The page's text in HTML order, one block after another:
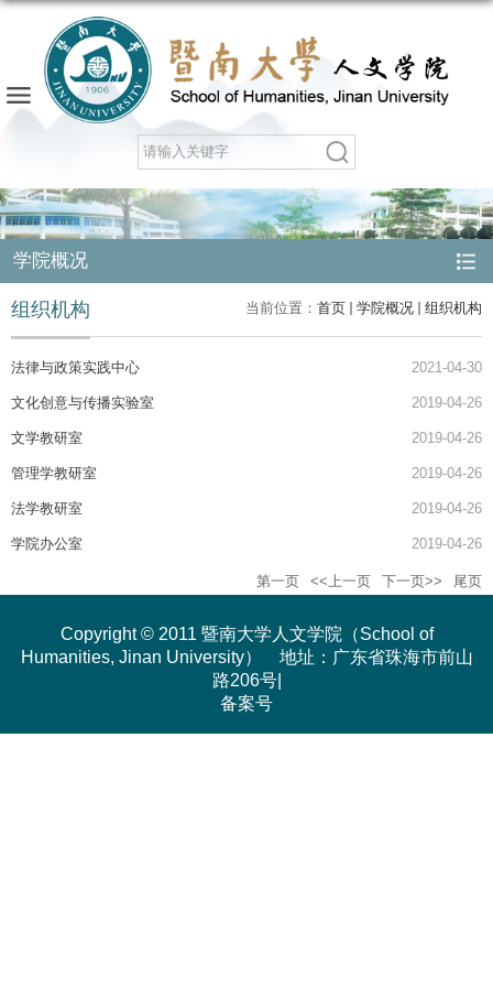
学院概况
当前位置： 首页 学院概况 组织机构
组织机构
法律与政策实践中心 2021-04-30
文化创意与传播实验室 2019-04-26
文学教研室 2019-04-26
管理学教研室 2019-04-26
法学教研室 2019-04-26
学院办公室 2019-04-26
第一页 <<上一页 下一页>> 尾页
Copyright © 2011 暨南大学人文学院（School of
Humanities, Jinan University） 地址：广东省珠海市前山
路206号|
备案号